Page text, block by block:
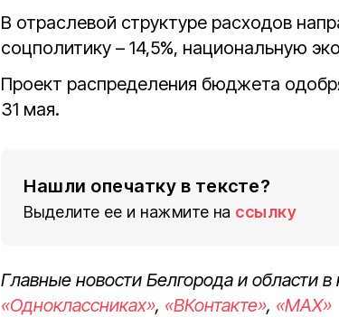
В отраслевой структуре расходов
соцполитику – 14,5%, национальную
Проект распределения бюджета
31 мая.
Нашли опечатку в тексте?
Выделите ее и нажмите на ссылку
Главные новости Белгорода и области
«Одноклассниках», «ВКонтакте», «MAX»